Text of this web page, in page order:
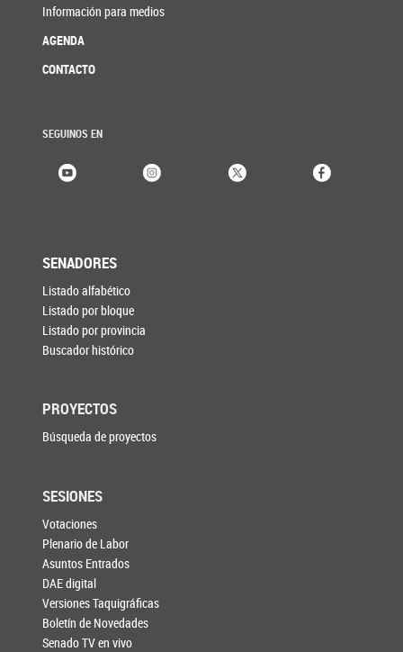
Información para medios
AGENDA
CONTACTO
SEGUINOS EN
SENADORES
Listado alfabético
Listado por bloque
Listado por provincia
Buscador histórico
PROYECTOS
Búsqueda de proyectos
SESIONES
Votaciones
Plenario de Labor
Asuntos Entrados
DAE digital
Versiones Taquigráficas
Boletín de Novedades
Senado TV en vivo